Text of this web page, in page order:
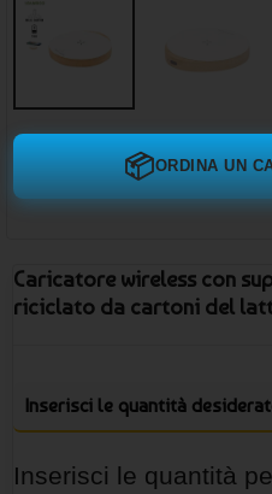
📦ORDINA UN
Caricatore wireless con
riciclato da cartoni del
Inserisci le quantità
Inserisci le quantità